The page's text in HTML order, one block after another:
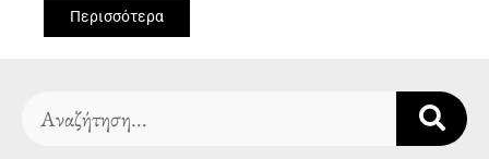
Περισσότερα
Search